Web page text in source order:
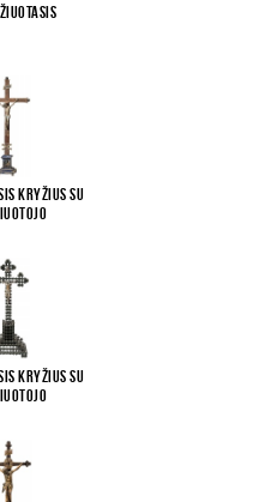
kryžius su
kryžius su